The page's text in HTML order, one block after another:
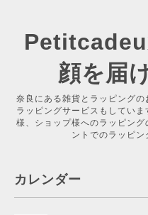
顔を届
奈良にある雑貨とラッピング
ラッピングサービスもしてい
様、ショップ様へのラッピン
ントでのラッピン
カレンダー